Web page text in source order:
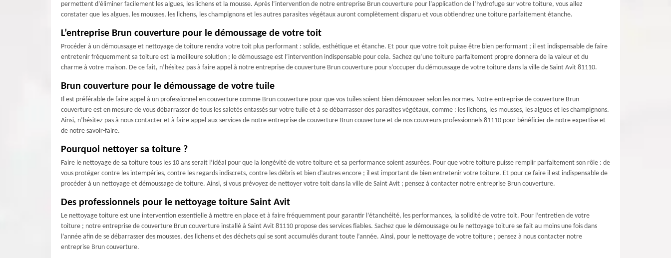
permettent d’éliminer facilement les algues, les lichens et la mousse. Après l’intervention de notre entreprise Brun couverture pour l’application de l’hydrofuge sur votre toiture, vous allez
constater que les algues, les mousses, les lichens, les champignons et les autres parasites végétaux auront complètement disparu et vous obtiendrez une toiture parfaitement étanche.
L’entreprise Brun couverture pour le démoussage de votre toit
Procéder à un démoussage et nettoyage de toiture rendra votre toit plus performant : solide, esthétique et étanche. Et pour que votre toit puisse être bien performant ; il est indispensable de faire
entretenir fréquemment sa toiture est la meilleure solution ; le démoussage est l’intervention indispensable pour cela. Sachez qu’une toiture parfaitement propre donnera de la valeur et du
charme à votre maison. De ce fait, n’hésitez pas à faire appel à notre entreprise de couverture Brun couverture pour s’occuper du démoussage de votre toiture dans la ville de Saint Avit 81110.
Brun couverture pour le démoussage de votre tuile
Il est préférable de faire appel à un professionnel en couverture comme Brun couverture pour que vos tuiles soient bien démousser selon les normes. Notre entreprise de couverture Brun
couverture est en mesure de vous débarrasser de tous les saletés entassés sur votre tuile et à se débarrasser des parasites végétaux, comme : les lichens, les mousses, les algues et les champignons.
Ainsi, n’hésitez pas à nous contacter et à faire appel aux services de notre entreprise de couverture Brun couverture et de nos couvreurs professionnels 81110 pour bénéficier de notre expertise et
de notre savoir-faire.
Pourquoi nettoyer sa toiture ?
Faire le nettoyage de sa toiture tous les 10 ans serait l’idéal pour que la longévité de votre toiture et sa performance soient assurées. Pour que votre toiture puisse remplir parfaitement son rôle : de
vous protéger contre les intempéries, contre les regards indiscrets, contre les débris et bien d’autres encore ; il est important de bien entretenir votre toiture. Et pour ce faire il est indispensable de
procéder à un nettoyage et démoussage de toiture. Ainsi, si vous prévoyez de nettoyer votre toit dans la ville de Saint Avit ; pensez à contacter notre entreprise Brun couverture.
Des professionnels pour le nettoyage toiture Saint Avit
Le nettoyage toiture est une intervention essentielle à mettre en place et à faire fréquemment pour garantir l’étanchéité, les performances, la solidité de votre toit. Pour l’entretien de votre
toiture ; notre entreprise de couverture Brun couverture installé à Saint Avit 81110 propose des services fiables. Sachez que le démoussage ou le nettoyage toiture se fait au moins une fois dans
l’année afin de se débarrasser des mousses, des lichens et des déchets qui se sont accumulés durant toute l’année. Ainsi, pour le nettoyage de votre toiture ; pensez à nous contacter notre
entreprise Brun couverture.